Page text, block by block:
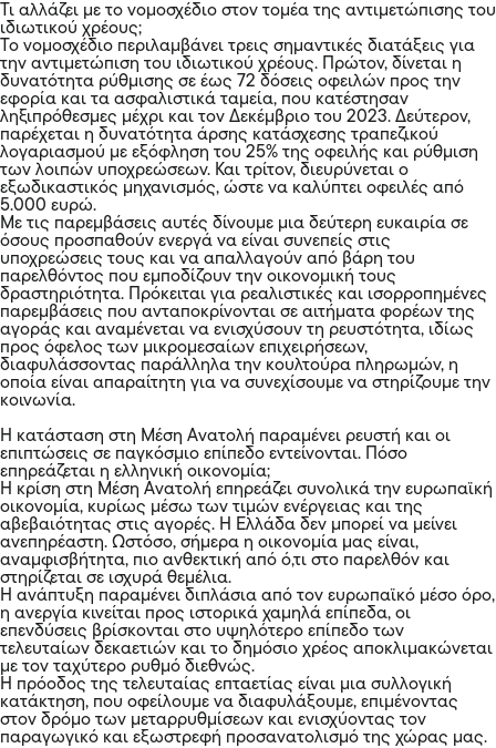
Τι αλλάζει με το νομοσχέδιο στον τομέα της αντιμετώπισης του
ιδιωτικού χρέους;
Το νομοσχέδιο περιλαμβάνει τρεις σημαντικές διατάξεις για
την αντιμετώπιση του ιδιωτικού χρέους. Πρώτον, δίνεται η
δυνατότητα ρύθμισης σε έως 72 δόσεις οφειλών προς την
εφορία και τα ασφαλιστικά ταμεία, που κατέστησαν
ληξιπρόθεσμες μέχρι και τον Δεκέμβριο του 2023. Δεύτερον,
παρέχεται η δυνατότητα άρσης κατάσχεσης τραπεζικού
λογαριασμού με εξόφληση του 25% της οφειλής και ρύθμιση
των λοιπών υποχρεώσεων. Και τρίτον, διευρύνεται ο
εξωδικαστικός μηχανισμός, ώστε να καλύπτει οφειλές από
5.000 ευρώ.
Με τις παρεμβάσεις αυτές δίνουμε μια δεύτερη ευκαιρία σε
όσους προσπαθούν ενεργά να είναι συνεπείς στις
υποχρεώσεις τους και να απαλλαγούν από βάρη του
παρελθόντος που εμποδίζουν την οικονομική τους
δραστηριότητα. Πρόκειται για ρεαλιστικές και ισορροπημένες
παρεμβάσεις που ανταποκρίνονται σε αιτήματα φορέων της
αγοράς και αναμένεται να ενισχύσουν τη ρευστότητα, ιδίως
προς όφελος των μικρομεσαίων επιχειρήσεων,
διαφυλάσσοντας παράλληλα την κουλτούρα πληρωμών, η
οποία είναι απαραίτητη για να συνεχίσουμε να στηρίζουμε την
κοινωνία.
Η κατάσταση στη Μέση Ανατολή παραμένει ρευστή και οι
επιπτώσεις σε παγκόσμιο επίπεδο εντείνονται. Πόσο
επηρεάζεται η ελληνική οικονομία;
Η κρίση στη Μέση Ανατολή επηρεάζει συνολικά την ευρωπαϊκή
οικονομία, κυρίως μέσω των τιμών ενέργειας και της
αβεβαιότητας στις αγορές. Η Ελλάδα δεν μπορεί να μείνει
ανεπηρέαστη. Ωστόσο, σήμερα η οικονομία μας είναι,
αναμφισβήτητα, πιο ανθεκτική από ό,τι στο παρελθόν και
στηρίζεται σε ισχυρά θεμέλια.
Η ανάπτυξη παραμένει διπλάσια από τον ευρωπαϊκό μέσο όρο,
η ανεργία κινείται προς ιστορικά χαμηλά επίπεδα, οι
επενδύσεις βρίσκονται στο υψηλότερο επίπεδο των
τελευταίων δεκαετιών και το δημόσιο χρέος αποκλιμακώνεται
με τον ταχύτερο ρυθμό διεθνώς.
Η πρόοδος της τελευταίας επταετίας είναι μια συλλογική
κατάκτηση, που οφείλουμε να διαφυλάξουμε, επιμένοντας
στον δρόμο των μεταρρυθμίσεων και ενισχύοντας τον
παραγωγικό και εξωστρεφή προσανατολισμό της χώρας μας.